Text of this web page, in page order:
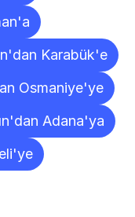
Karabük'e
Osmaniye'ye
Adana'ya